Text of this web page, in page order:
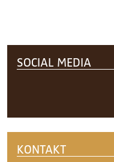
Footer
SOCIAL MEDIA
KONTAKT